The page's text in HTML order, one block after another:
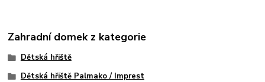
Zahradní domek z kategorie
Dětská hřiště
Dětská hřiště Palmako / Imprest